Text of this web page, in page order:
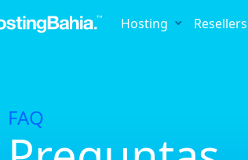
Hosting Resellers
FAQ